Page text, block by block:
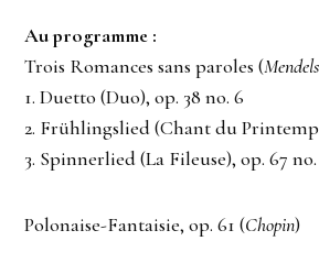
Au programme :
Trois Romances sans paroles (
1. Duetto (Duo), op. 38 no. 6
2. Frühlingslied (Chant du
3. Spinnerlied (La Fileuse), op. 67
Polonaise-Fantaisie, op. 61 (Chopin)